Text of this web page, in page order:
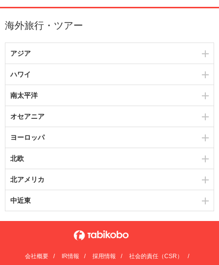
海外旅行・ツアー
アジア
ハワイ
南太平洋
オセアニア
ヨーロッパ
北欧
北アメリカ
中近東
会社概要 IR情報 採用情報 社会的責任（CSR）